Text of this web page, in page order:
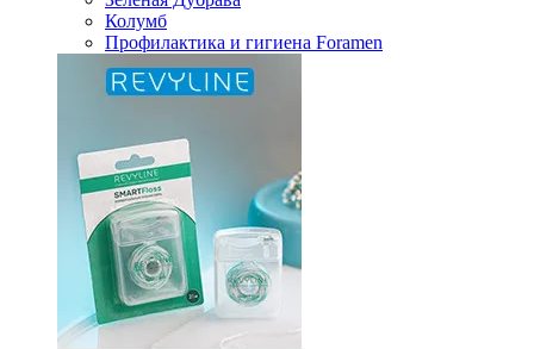
Колумб
Профилактика и гигиена Foramen